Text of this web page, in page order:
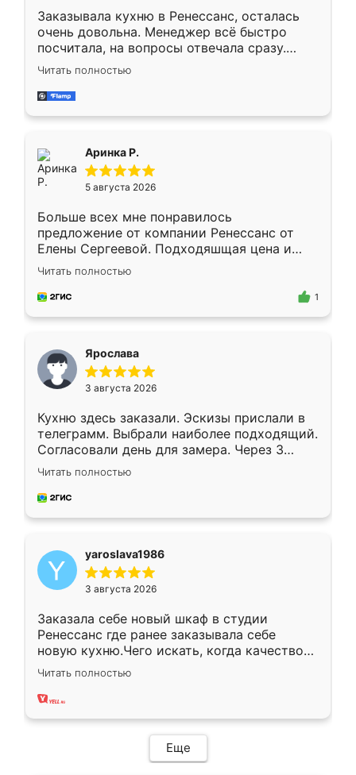
Заказывала кухню в Ренессанс, осталась
очень довольна. Менеджер всё быстро
посчитала, на вопросы отвечала сразу.
Замерщик приехал в субботу, подошёл к
делу со всей ответственностью. Собрали
за день, ребята работали аккуратно, даже
Читать полностью
Аринка Р.
5 августа 2026
Больше всех мне понравилось
предложение от компании Ренессанс от
Елены Сергеевой. Подходяшщая цена и
короткие сроки изготовления. Приехавший
для замера сотрудник Владислав
предложил по моему эскизу самый
Читать полностью
1
Ярослава
3 августа 2026
Кухню здесь заказали. Эскизы прислали в
телеграмм. Выбрали наиболее подходящий.
Согласовали день для замера. Через 3
недели кухня была уже готова. Остались
довольны работой. Спасибо Ренессанс
мебель за качественную работу!
Читать полностью
yaroslava1986
3 августа 2026
Заказала себе новый шкаф в студии
Ренессанс где ранее заказывала себе
новую кухню.Чего искать, когда качеством
вполне довольна. Служит кухня уже почти
два года, нареканий нет.
Читать полностью
Еще